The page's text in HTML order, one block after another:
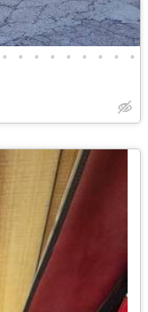
• • • • • • • • •